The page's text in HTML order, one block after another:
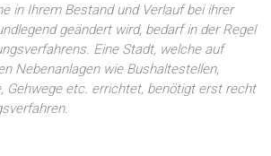
in Ihrem Bestand und Verlauf bei ihrer
geändert wird, bedarf in der Regel
Eine Stadt, welche auf
Nebenanlagen wie Bushaltestellen,
Gehwege etc. errichtet, benötigt erst recht